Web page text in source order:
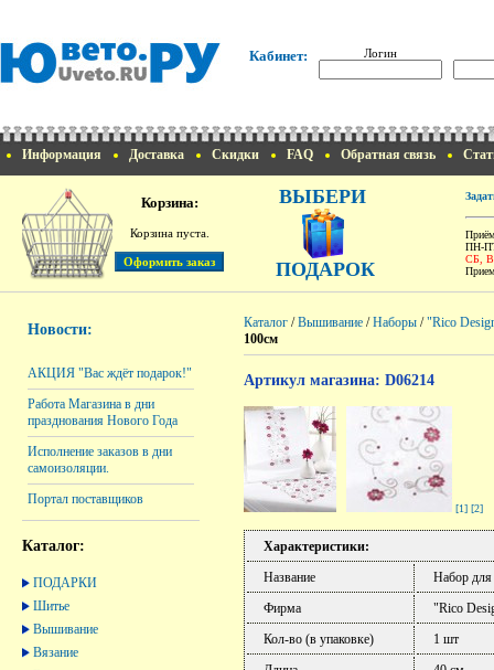
Кабинет: Логин
Информация Доставка Скидки FAQ Обратная связь
Корзина:
Корзина пуста.
ВЫБЕРИ
ПОДАРОК
ПН-
СБ,
Новости:
АКЦИЯ "Вас ждёт подарок!"
Работа Магазина в дни
празднования Нового Года
Исполнение заказов в дни
самоизоляции.
Портал поставщиков
Каталог:
ПОДАРКИ
Шитье
Вышивание
Вязание
Каталог /Вышивание /Наборы /"Rico
100см
Артикул магазина: D06214
[1] [2]
Характеристики:
Название
Набор
Фирма
"Rico
Кол-во (в упаковке)
1 шт